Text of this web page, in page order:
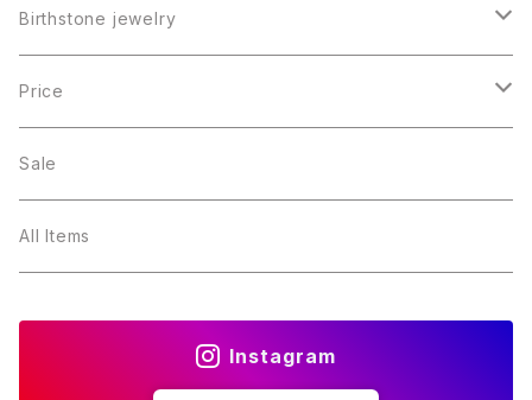
Birthstone jewelry
１月・ガーネット
２月・アメジスト
３月・アクアマリン
Price
～5000円
～10000円
Sale
All Items
Instagram